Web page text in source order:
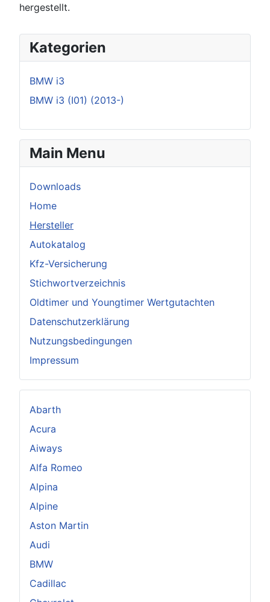
Main Menu
Downloads
Home
Hersteller
Autokatalog
Kfz-Versicherung
Stichwortverzeichnis
Oldtimer und Youngtimer Wertgutachten
Datenschutzerklärung
Nutzungsbedingungen
Impressum
Abarth
Acura
Aiways
Alfa Romeo
Alpina
Alpine
Aston Martin
Audi
BMW
Cadillac
hergestellt.
Kategorien
BMW i3
BMW i3 (I01) (2013-)